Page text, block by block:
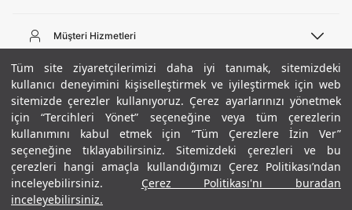
Tüm site ziyaretçilerimizi daha iyi tanımak, sitemizdeki
kullanıcı deneyimini kişiselleştirmek ve iyileştirmek için web
sitemizde çerezler kullanıyoruz. Çerez ayarlarınızı yönetmek
için “Tercihleri Yönet” seçeneğine veya tüm çerezlerin
kullanımını kabul etmek için “Tüm Çerezlere İzin Ver”
seçeneğine tıklayabilirsiniz. Sitemizdeki çerezleri ve bu
çerezleri hangi amaçla kullandığımızı Çerez Politikası’ndan
inceleyebilirsiniz.
Çerez Politikası'nı buradan
inceleyebilirsiniz.
+ 14 Renk
444 02 00
Pazartesi - Cuma 09:00 - 18:00
E-posta
bilgi@underarmour.com
Müşteri Hizmetleri
Sipariş Sorgulama
Bize Ulaşın
Teslimat Bilgileri
İşlem Rehberi
İade ve Değişimler
Sıkça Sorulan Sorular
Beden Rehberi
Site Haritası
Hakkımızda
Ticari Bilgiler
Hükümler ve Koşullar
Gizlilik Politikası
Çerez Politikası
Kariyer
ETBİS
UA Sosyal Medya
Instagram
Facebook
Twitter
Popüler Kategoriler
Erkek Basketbol Ayakkabısı